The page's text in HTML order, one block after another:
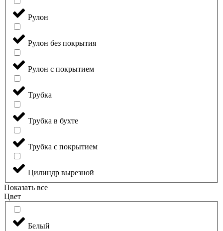
Рулон
Рулон без покрытия
Рулон с покрытием
Трубка
Трубка в бухте
Трубка с покрытием
Цилиндр вырезной
Показать все
Цвет
Белый